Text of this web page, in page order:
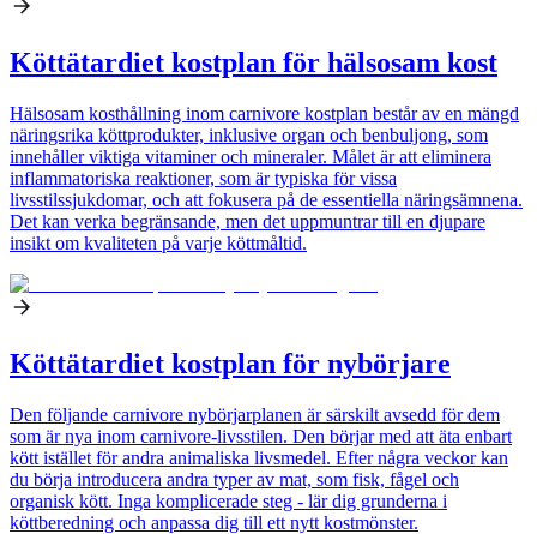
Köttätardiet kostplan för hälsosam kost
Hälsosam kosthållning inom carnivore kostplan består av en mängd
näringsrika köttprodukter, inklusive organ och benbuljong, som
innehåller viktiga vitaminer och mineraler. Målet är att eliminera
inflammatoriska reaktioner, som är typiska för vissa
livsstilssjukdomar, och att fokusera på de essentiella näringsämnena.
Det kan verka begränsande, men det uppmuntrar till en djupare
insikt om kvaliteten på varje köttmåltid.
Köttätardiet kostplan för nybörjare
Den följande carnivore nybörjarplanen är särskilt avsedd för dem
som är nya inom carnivore-livsstilen. Den börjar med att äta enbart
kött istället för andra animaliska livsmedel. Efter några veckor kan
du börja introducera andra typer av mat, som fisk, fågel och
organisk kött. Inga komplicerade steg - lär dig grunderna i
köttberedning och anpassa dig till ett nytt kostmönster.